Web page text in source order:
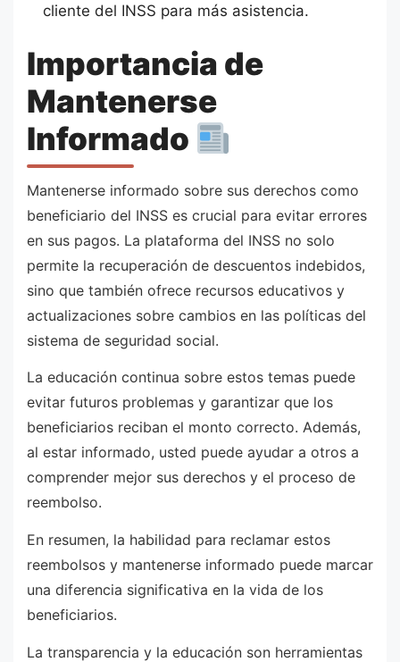
cliente del INSS para más asistencia.
Importancia de
Mantenerse
Informado
Mantenerse informado sobre sus derechos como
beneficiario del INSS es crucial para evitar errores
en sus pagos. La plataforma del INSS no solo
permite la recuperación de descuentos indebidos,
sino que también ofrece recursos educativos y
actualizaciones sobre cambios en las políticas del
sistema de seguridad social.
La educación continua sobre estos temas puede
evitar futuros problemas y garantizar que los
beneficiarios reciban el monto correcto. Además,
al estar informado, usted puede ayudar a otros a
comprender mejor sus derechos y el proceso de
reembolso.
En resumen, la habilidad para reclamar estos
reembolsos y mantenerse informado puede marcar
una diferencia significativa en la vida de los
beneficiarios.
La transparencia y la educación son herramientas